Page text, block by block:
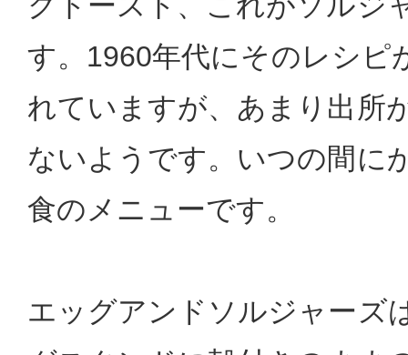
す。1960年代にそのレシピ
れていますが、あまり出所
ないようです。いつの間に
食のメニューです。
エッグアンドソルジャーズ